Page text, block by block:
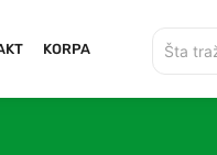
KORPA